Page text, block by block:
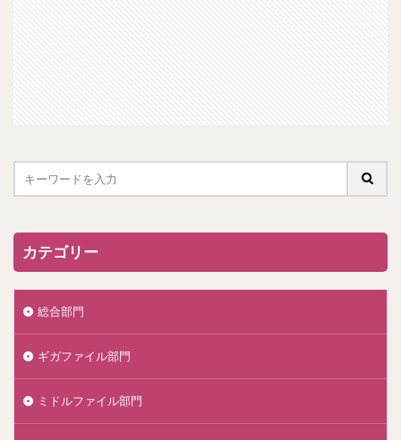
カテゴリー
総合部門
ギガファイル部門
ミドルファイル部門